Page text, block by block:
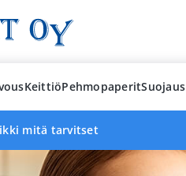
KeittiöPehmopaperitSuojaus
mitä tarvitset